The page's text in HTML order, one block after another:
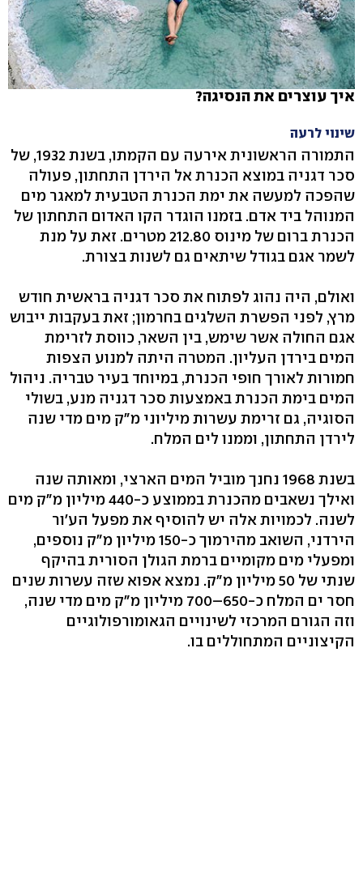
איך עוצרים את הנסיגה?
שינוי לרעה
התמורה הראשונית אירעה עם הקמתו, בשנת 1932, של
סכר דגניה במוצא הכנרת אל הירדן התחתון, פעולה
שהפכה למעשה את ימת הכנרת הטבעית למאגר מים
המנוהל ביד אדם. בזמנו הוגדר הקו האדום התחתון של
הכנרת ברום של מינוס 212.80 מטרים. זאת על מנת
לשמר אגם בגודל שיתאים גם לשנות בצורת.
ואולם, היה נהוג לפתוח את סכר דגניה בראשית חודש
מרץ, לפני הפשרת השלגים בחרמון; זאת בעקבות ייבוש
אגם החולה אשר שימש, בין השאר, כווסת לזרימת
המים בירדן העליון. המטרה היתה למנוע הצפות
חמורות לאורך חופי הכנרת, במיוחד בעיר טבריה. ניהול
המים בימת הכנרת באמצעות סכר דגניה מנע, בשולי
הסוגיה, גם זרימת עשרות מיליוני מ"ק מים מדי שנה
לירדן התחתון, וממנו לים המלח.
בשנת 1968 נחנך מוביל המים הארצי, ומאותה שנה
ואילך נשאבים מהכנרת בממוצע כ-440 מיליון מ"ק מים
לשנה. לכמויות אלה יש להוסיף את מפעל הע'ור
הירדני, השואב מהירמוך כ-150 מיליון מ"ק נוספים,
ומפעלי מים מקומיים ברמת הגולן הסורית בהיקף
שנתי של 50 מיליון מ"ק. נמצא אפוא שזה עשרות שנים
חסר ים המלח כ-650–700 מיליון מ"ק מים מדי שנה,
וזה הגורם המרכזי לשינויים הגאומורפולוגיים
הקיצוניים המתחוללים בו.